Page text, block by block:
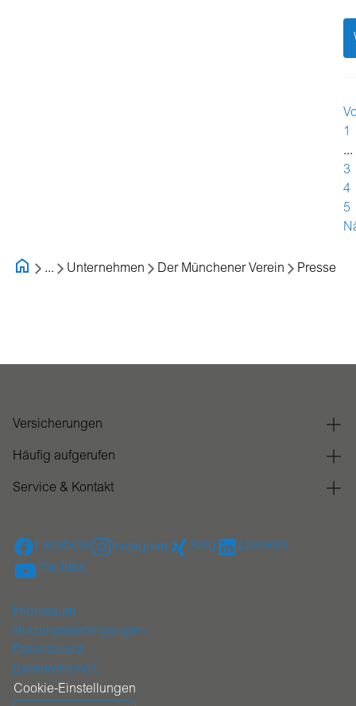
1
...
3
4
5
... Unternehmen Der Münchener Verein Presse
Versicherungen
Häufig aufgerufen
Service & Kontakt
Facebook Instagram Xing
Linkedin
YouTube
Impressum
Nutzungsbedingungen
Datenschutz
Barrierefreiheit
Cookie-Einstellungen